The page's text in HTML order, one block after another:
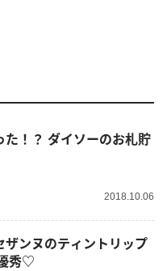
た！？ ダイソーのお札貯
2018.10.06
ザンヌのティントリップ
秀♡